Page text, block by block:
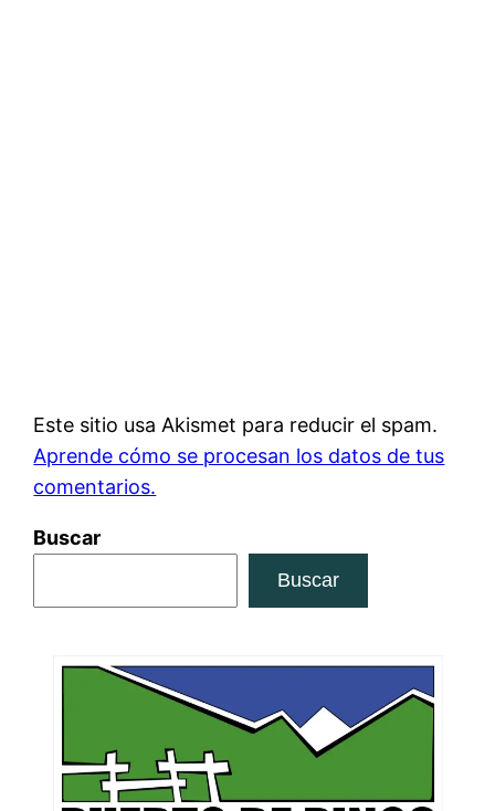
Este sitio usa Akismet para reducir el spam.
Aprende cómo se procesan los datos de tus
comentarios.
Buscar
Buscar